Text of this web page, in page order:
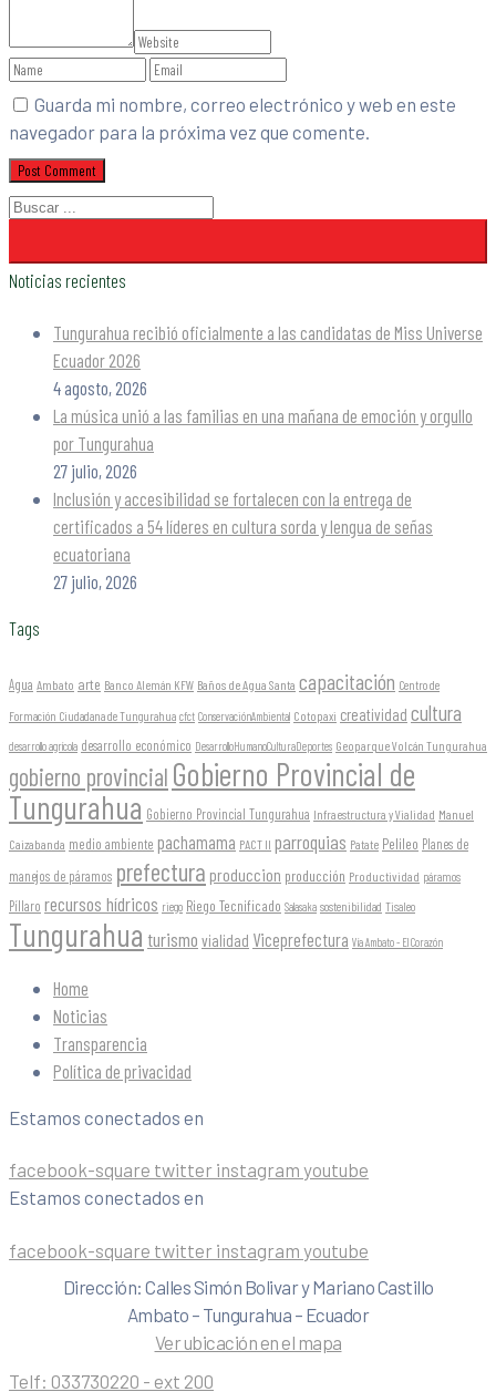
Guarda mi nombre, correo electrónico y web en este
navegador para la próxima vez que comente.
Noticias recientes
Tungurahua recibió oficialmente a las candidatas de Miss Universe
Ecuador 2026
4 agosto, 2026
La música unió a las familias en una mañana de emoción y orgullo
por Tungurahua
27 julio, 2026
Inclusión y accesibilidad se fortalecen con la entrega de
certificados a 54 líderes en cultura sorda y lengua de señas
ecuatoriana
27 julio, 2026
Tags
Agua Ambato arte Banco Alemán KFW Baños de Agua Santa capacitación Centro de
Formación Ciudadana de Tungurahua cfct ConservaciónAmbiental Cotopaxi creatividad cultura
desarrollo agrícola desarrollo económico DesarrolloHumanoCulturaDeportes Geoparque Volcán Tungurahua
gobierno provincial Gobierno Provincial de
Tungurahua Gobierno Provincial Tungurahua Infraestructura y Vialidad Manuel
Caizabanda medio ambiente pachamama PACT II parroquias Patate Pelileo Planes de
manejos de páramos prefectura produccion producción Productividad páramos
Píllaro recursos hídricos riego Riego Tecnificado Salasaka sostenibilidad Tisaleo
Tungurahua turismo vialidad Viceprefectura Vía Ambato - El Corazón
Home
Noticias
Transparencia
Política de privacidad
Estamos conectados en
facebook-square twitter instagram youtube
Estamos conectados en
facebook-square twitter instagram youtube
Dirección: Calles Simón Bolivar y Mariano Castillo
Ambato – Tungurahua – Ecuador
Ver ubicación en el mapa
Telf: 033730220 - ext 200